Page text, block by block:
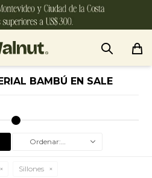
BAMBÚ EN SALE
Recomendados
Sillones